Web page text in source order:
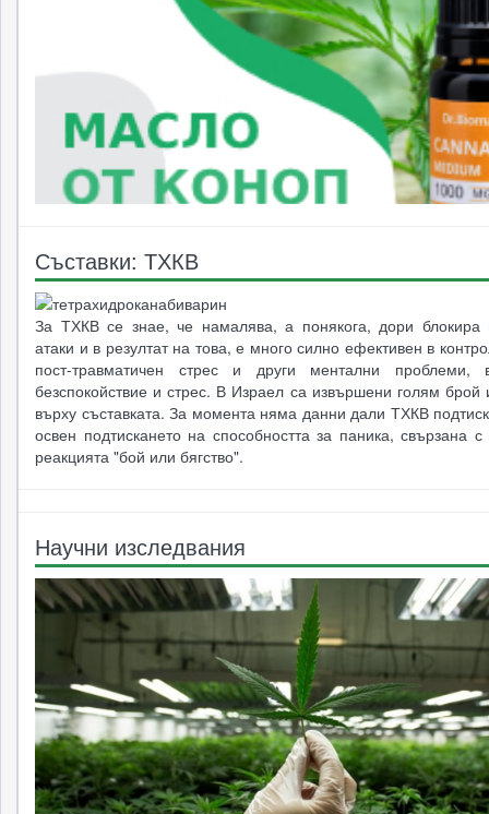
Съставки: ТХКВ
За ТХКВ се знае, че намалява, а понякога, дори блокира
атаки и в резултат на това, е много силно ефективен в
пост-травматичен стрес и други ментални проблеми,
безспокойствие и стрес. В Израел са извършени голям брой
върху съставката. За момента няма данни дали ТХКВ
освен подтискането на способността за паника, свързана
реакцията "бой или бягство".
Научни изследвания